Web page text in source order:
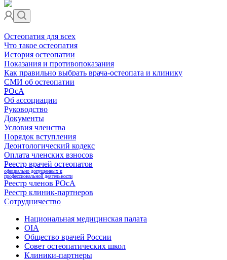
Остеопатия для всех
Что такое остеопатия
История остеопатии
Показания и противопоказания
Как правильно выбрать врача-остеопата и клинику
СМИ об остеопатии
РОсА
Об ассоциации
Руководство
Документы
Условия членства
Порядок вступления
Деонтологический кодекс
Оплата членских взносов
Реестр врачей остеопатов
официально допущенных к
профессиональной деятельности
Реестр членов РОсА
Реестр клиник-партнеров
Сотрудничество
Национальная медицинская палата
OIA
Общество врачей России
Совет остеопатических школ
Клиники-партнеры